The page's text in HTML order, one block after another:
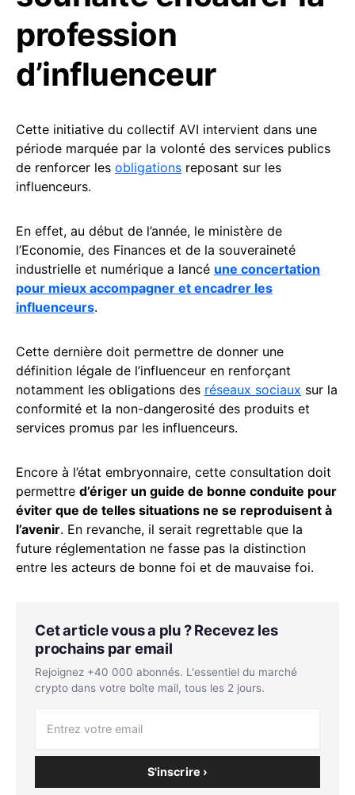
profession
d’influenceur
Cette initiative du collectif AVI intervient dans une
période marquée par la volonté des services publics
de renforcer les obligations reposant sur les
influenceurs.
En effet, au début de l’année, le ministère de
l’Economie, des Finances et de la souveraineté
industrielle et numérique a lancé une concertation
pour mieux accompagner et encadrer les
influenceurs.
Cette dernière doit permettre de donner une
définition légale de l’influenceur en renforçant
notamment les obligations des réseaux sociaux sur la
conformité et la non-dangerosité des produits et
services promus par les influenceurs.
Encore à l’état embryonnaire, cette consultation doit
permettre d’ériger un guide de bonne conduite pour
éviter que de telles situations ne se reproduisent à
l’avenir. En revanche, il serait regrettable que la
future réglementation ne fasse pas la distinction
entre les acteurs de bonne foi et de mauvaise foi.
Cet article vous a plu ? Recevez les
prochains par email
Rejoignez +40 000 abonnés. L'essentiel du marché
crypto dans votre boîte mail, tous les 2 jours.
S'inscrire ›